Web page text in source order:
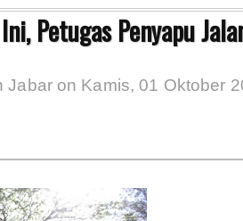
Petugas Penyapu
Jabar on Kamis, 01 Oktober